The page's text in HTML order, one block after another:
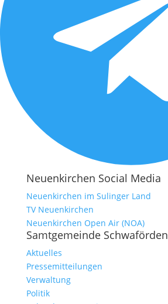
Neuenkirchen Social Media
Neuenkirchen im Sulinger Land
TV Neuenkirchen
Neuenkirchen Open Air (NOA)
Samtgemeinde Schwaförden
Aktuelles
Pressemitteilungen
Verwaltung
Politik